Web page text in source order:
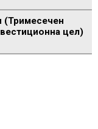
(Тримесечен
цел)